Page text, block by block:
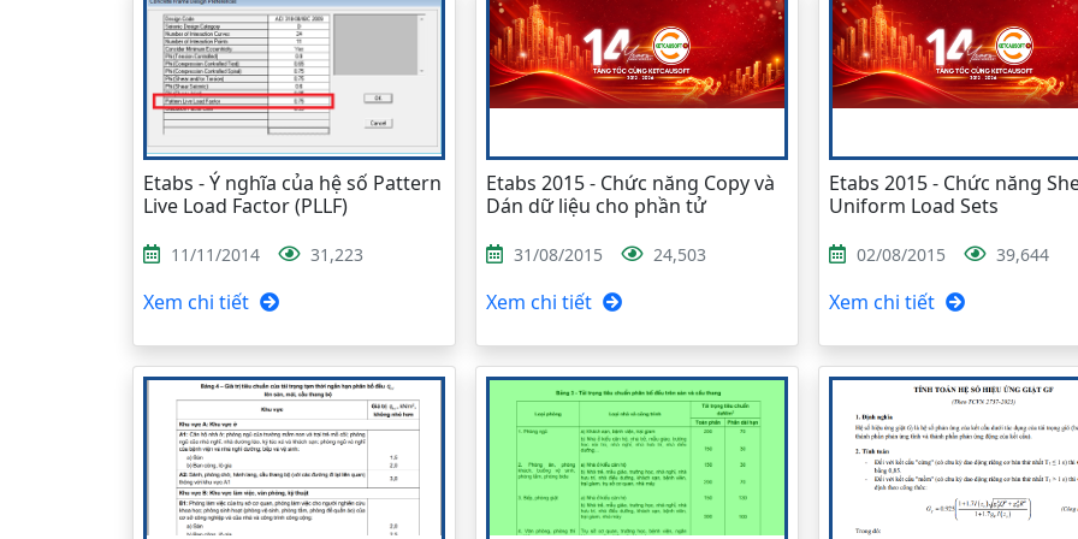
Etabs - Ý nghĩa của hệ số Pattern
Live Load Factor (PLLF)
11/11/2014 31,223
Xem chi tiết
Etabs 2015 - Chức năng Copy và
Dán dữ liệu cho phần tử
31/08/2015 24,503
Xem chi tiết
Etabs 2015 - Chức năng
Uniform Load Sets
02/08/2015 39,644
Xem chi tiết